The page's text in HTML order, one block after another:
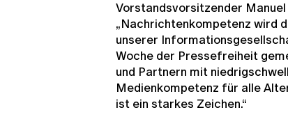
Vorstandsvorsitzender
„Nachrichtenkompetenz wird
unserer
Woche der Pressefreiheit
und Partnern mit
Medienkompetenz für alle
ist ein starkes Zeichen.“